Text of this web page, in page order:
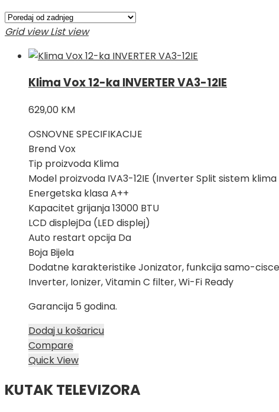
Grid view List view
Klima Vox 12-ka INVERTER VA3-12IE
629,00 KM
OSNOVNE SPECIFIKACIJE
Brend Vox
Tip proizvoda Klima
Model proizvoda IVA3-12IE (Inverter Split sistem
Energetska klasa A++
Kapacitet grijanja 13000 BTU
LCD displejDa (LED displej)
Auto restart opcija Da
Boja Bijela
Dodatne karakteristike Jonizator, funkcija samo-
Inverter, Ionizer, Vitamin C filter, Wi-Fi Ready
Garancija 5 godina.
Dodaj u košaricu
Compare
Quick View
KUTAK TELEVIZORA